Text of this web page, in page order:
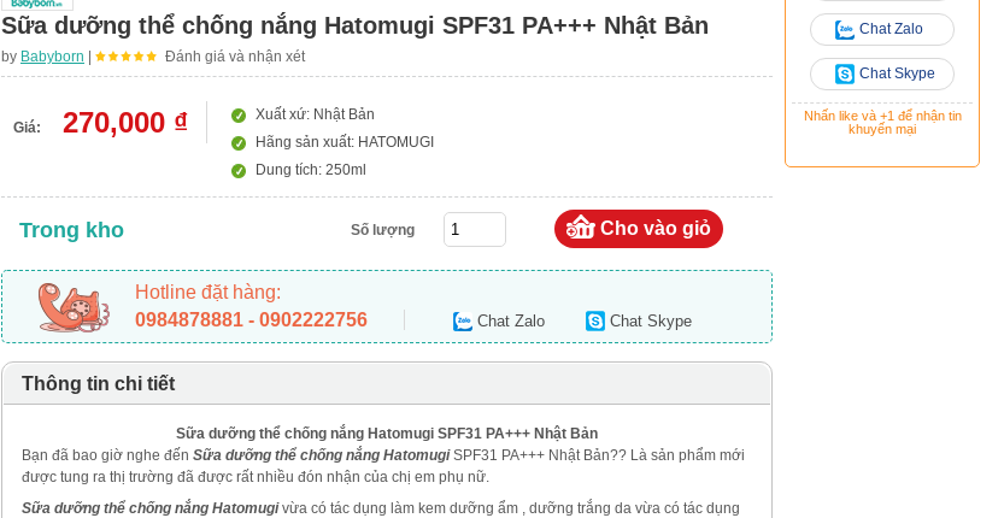
Chat Zalo
Chat Skype
Nhấn like và +1 để nhận tin
khuyến mại
Sữa dưỡng thể chống nắng Hatomugi SPF31 PA+++ Nhật Bản
by Babyborn Đánh giá và nhận xét
Giá: 270,000 ₫
Xuất xứ: Nhật Bản
Hãng sản xuất: HATOMUGI
Dung tích: 250ml
Trong kho Số lượng
Hotline đặt hàng:
0984878881 - 0902222756
Chat Zalo Chat Skype
Thông tin chi tiết
Sữa dưỡng thể chống nắng Hatomugi SPF31 PA+++ Nhật Bản
Bạn đã bao giờ nghe đến Sữa dưỡng thể chống nắng HatomugiSPF31 PA+++ Nhật Bản?? Là sản phẩm mới
được tung ra thị trường đã được rất nhiều đón nhận của chị em phụ nữ.
Sữa dưỡng thể chống nắng Hatomugivừa có tác dụng làm kem dưỡng ẩm , dưỡng trắng da vừa có tác dụng